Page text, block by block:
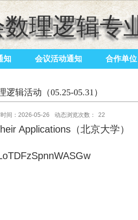
理逻辑专
知 会议活动通知 合作单位
逻辑活动（05.25-05.31）
间：2026-05-26 动态浏览次数： 22
Applications（北京大学）